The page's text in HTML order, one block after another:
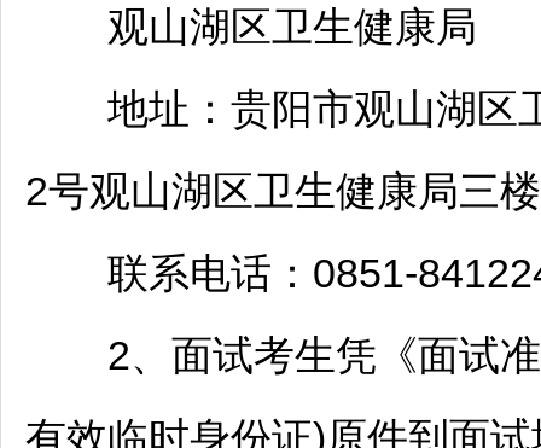
观山湖区卫生健康局
地址： 贵阳市观山湖区
2号观山湖区卫生健康局三
联系电话：0851-
2、面试考生凭《面试准
有效临时身份证)原件到面